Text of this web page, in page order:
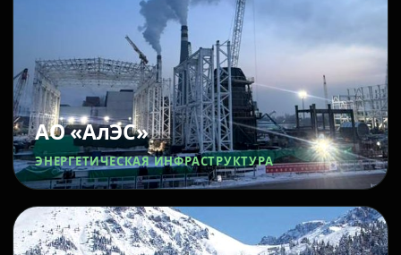
АО «АлЭС»
ЭНЕРГЕТИЧЕСКАЯ ИНФРАСТРУКТУРА